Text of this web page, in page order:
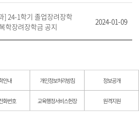
] 24-1학기 졸업장려장학
학장려장학금 공지
2024-01-09
안내 개인정보처리방침 정보공개
화번호 교육행정서비스헌장 원격지원